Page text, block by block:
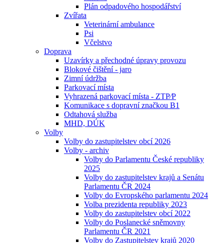
Plán odpadového hospodářství
Zvířata
Veterinární ambulance
Psi
Včelstvo
Doprava
Uzavírky a přechodné úpravy provozu
Blokové čištění - jaro
Zimní údržba
Parkovací místa
Vyhrazená parkovací místa - ZTP⁄P
Komunikace s dopravní značkou B1
Odtahová služba
MHD, DÚK
Volby
Volby do zastupitelstev obcí 2026
Volby - archiv
Volby do Parlamentu České republiky
2025
Volby do zastupitelstev krajů a Senátu
Parlamentu ČR 2024
Volby do Evropského parlamentu 2024
Volba prezidenta republiky 2023
Volby do zastupitelstev obcí 2022
Volby do Poslanecké sněmovny
Parlamentu ČR 2021
Volby do Zastupitelstev krajů 2020